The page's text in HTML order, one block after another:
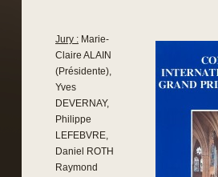
Jury : Marie-
Claire ALAIN
(Présidente),
Yves
DEVERNAY,
Philippe
LEFEBVRE,
Daniel ROTH
Raymond